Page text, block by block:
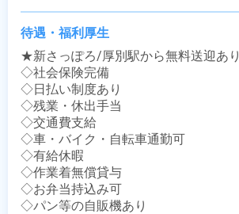
待遇・福利厚生
★新さっぽろ/厚別駅から無料送迎あり
◇社会保険完備
◇日払い制度あり
◇残業・休出手当
◇交通費支給
◇車・バイク・自転車通勤可
◇有給休暇
◇作業着無償貸与
◇お弁当持込み可
◇パン等の自販機あり